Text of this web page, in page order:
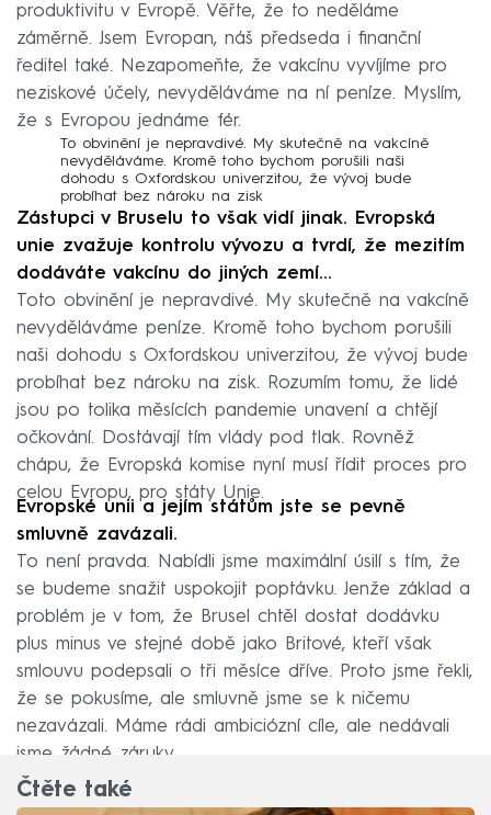
produktivitu v Evropě. Věřte, že to neděláme
záměrně. Jsem Evropan, náš předseda i finanční
ředitel také. Nezapomeňte, že vakcínu vyvíjíme pro
neziskové účely, nevyděláváme na ní peníze. Myslím,
že s Evropou jednáme fér.
To obvinění je nepravdivé. My skutečně na vakcíně
nevyděláváme. Kromě toho bychom porušili naši
dohodu s Oxfordskou univerzitou, že vývoj bude
probíhat bez nároku na zisk
Zástupci v Bruselu to však vidí jinak. Evropská
unie zvažuje kontrolu vývozu a tvrdí, že mezitím
dodáváte vakcínu do jiných zemí…
Toto obvinění je nepravdivé. My skutečně na vakcíně
nevyděláváme peníze. Kromě toho bychom porušili
naši dohodu s Oxfordskou univerzitou, že vývoj bude
probíhat bez nároku na zisk. Rozumím tomu, že lidé
jsou po tolika měsících pandemie unavení a chtějí
očkování. Dostávají tím vlády pod tlak. Rovněž
chápu, že Evropská komise nyní musí řídit proces pro
celou Evropu, pro státy Unie.
Evropské unii a jejím státům jste se pevně
smluvně zavázali.
To není pravda. Nabídli jsme maximální úsilí s tím, že
se budeme snažit uspokojit poptávku. Jenže základ a
problém je v tom, že Brusel chtěl dostat dodávku
plus minus ve stejné době jako Britové, kteří však
smlouvu podepsali o tři měsíce dříve. Proto jsme řekli,
že se pokusíme, ale smluvně jsme se k ničemu
nezavázali. Máme rádi ambiciózní cíle, ale nedávali
jsme žádné záruky.
Čtěte také